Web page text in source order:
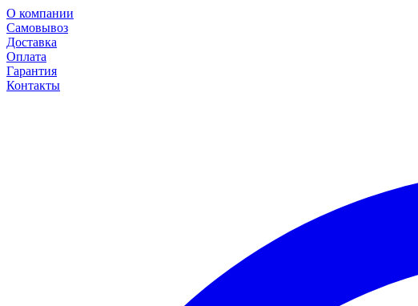
О компании
Самовывоз
Доставка
Оплата
Гарантия
Контакты